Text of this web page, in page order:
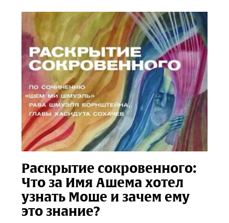
Раскрытие сокровенного:
Что за Имя Ашема хотел
узнать Моше и зачем ему
это знание?